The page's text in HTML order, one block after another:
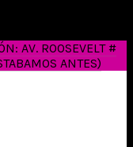
AV. ROOSEVELT #
ANTES)